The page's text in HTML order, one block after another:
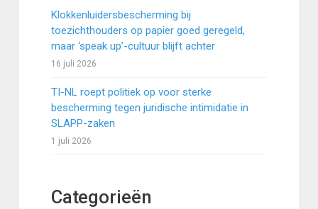
Klokkenluidersbescherming bij
toezichthouders op papier goed geregeld,
maar ‘speak up’-cultuur blijft achter
16 juli 2026
TI-NL roept politiek op voor sterke
bescherming tegen juridische intimidatie in
SLAPP-zaken
1 juli 2026
Categorieën